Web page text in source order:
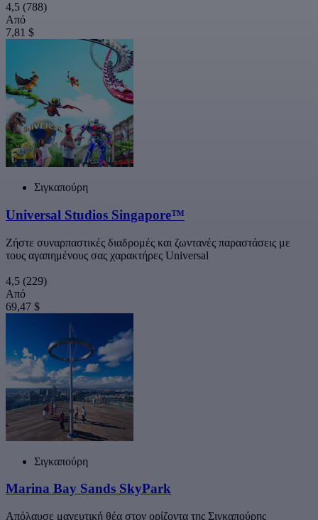
4,5 (788)
Από
7,81 $
Σιγκαπούρη
Universal Studios Singapore™
Ζήστε συναρπαστικές διαδρομές και ζωντανές παραστάσεις με
τους αγαπημένους σας χαρακτήρες Universal
4,5 (229)
Από
69,47 $
Σιγκαπούρη
Marina Bay Sands SkyPark
Απόλαυσε μαγευτική θέα στον ορίζοντα της Σιγκαπούρης